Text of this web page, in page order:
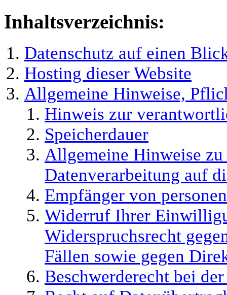
Inhaltsverzeichnis:
Datenschutz auf einen
Hosting dieser Website
Allgemeine Hinweise,
Hinweis zur
Speicherdauer
Allgemeine Hinweise
Datenverarbeitung auf
Empfänger von
Widerruf Ihrer
Widerspruchsrecht
Fällen sowie gegen
Beschwerderecht bei